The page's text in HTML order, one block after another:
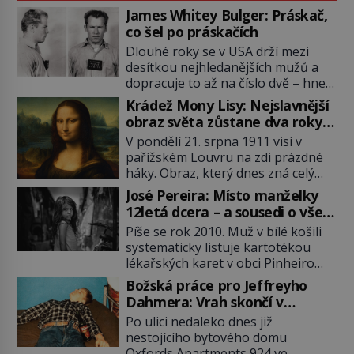
James Whitey Bulger: Práskač,
co šel po práskačích
Dlouhé roky se v USA drží mezi
desítkou nejhledanějších mužů a
dopracuje to až na číslo dvě – hned
po Usámovi bin Ládinovi (1957–
2011). To je James „Whitey“ Bulger
(1929–2018) viněný ze spoluúčasti
na 19 vraždách, vydírání a lichvy. A
samozřejmě, krom toho je ještě
drogový dealer, který neváhá
odstranit z cesty všechny práskače,
zatímco […]
Krádež Mony Lisy: Nejslavnější
obraz světa zůstane dva roky
nezvěstný
V pondělí 21. srpna 1911 visí v
pařížském Louvru na zdi prázdné
háky. Obraz, který dnes zná celý
svět, je pryč. Zpočátku si nikdo
nemyslí, že jde o krádež.
Zaměstnanci jsou přesvědčeni, že
Mona Lisa je jen v restaurátorské
dílně nebo u fotografa. Když se
ukáže pravda, propukne jeden z
největších honů na zloděje v […]
José Pereira: Místo manželky
12letá dcera – a sousedi o všem
vědí!
Píše se rok 2010. Muž v bílé košili
systematicky listuje kartotékou
lékařských karet v obci Pinheiro
ležící asi 20 kilometrů od farmy s
podivínským majitelem. Něco tu
nesedí. Ledaže… Ledaže by ta
mladá dívka z farmy byla ne
manželkou, ale dcerou – a všechny
Božská práce pro Jeffreyho
Dahmera: Vrah skončí v
tratolišti krve ve vězeňských
umývárnách
Po ulici nedaleko dnes již
nestojícího bytového domu